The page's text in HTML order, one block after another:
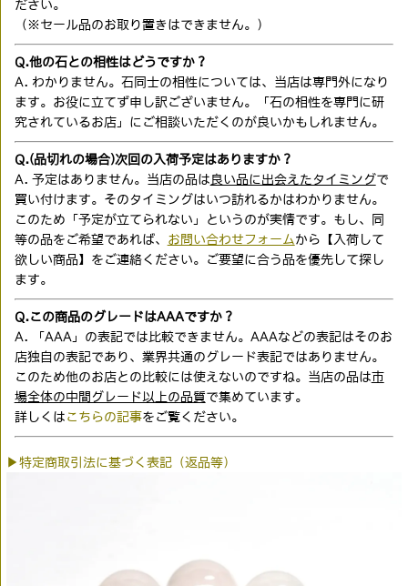
ださい。
（※セール品のお取り置きはできません。）
Q.他の石との相性はどうですか？
A. わかりません。石同士の相性については、当店は専門外になり
ます。お役に立てず申し訳ございません。「石の相性を専門に研
究されているお店」にご相談いただくのが良いかもしれません。
Q.(品切れの場合)次回の入荷予定はありますか？
A. 予定はありません。当店の品は 良い品に出会えたタイミングで
買い付けます。そのタイミングはいつ訪れるかはわかりません。
このため「予定が立てられない」というのが実情です。もし、同
等の品をご希望であれば、 お問い合わせフォーム から【入荷して
欲しい商品】をご連絡ください。ご要望に合う品を優先して探し
ます。
Q.この商品のグレードはAAAですか？
A. 「AAA」の表記では比較できません。AAAなどの表記はそのお
店独自の表記であり、業界共通のグレード表記ではありません。
このため他のお店との比較には使えないのですね。当店の品は市
場全体の中間グレード以上の品質で集めています。
詳しくは こちらの記事をご覧ください。
▶特定商取引法に基づく表記（返品等）